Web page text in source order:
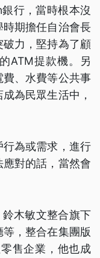
行，當時根本沒
時期擔任自治會長
力，堅持為了顧
ATM提款機。另
、水費等公共事
為民眾生活中，
為或需求，進行
對的話，當然會
木敏文整合旗下
，整合在集團版
售企業，他也成